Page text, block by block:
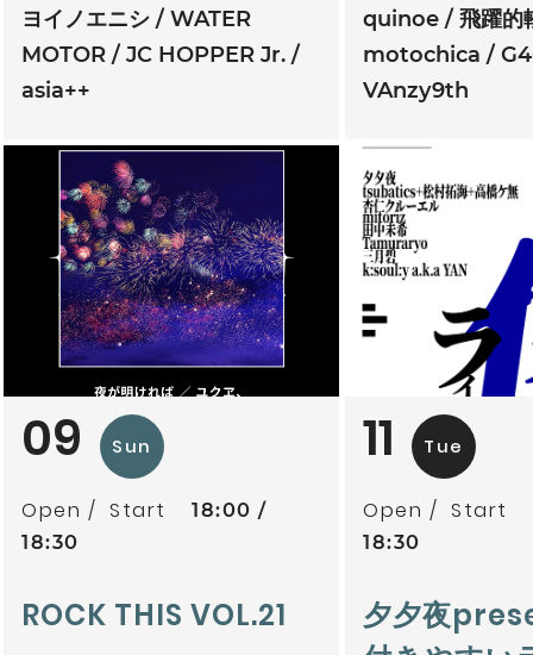
ヨイノエニシ
WATER
MOTOR
JC HOPPER Jr.
asia++
quinoe
飛躍的
motochica
VAnzy9th
09 Sun
Open Start
18:00
18:30
ROCK THIS VOL.21
11 Tue
Open Start
18:30
夕夕夜